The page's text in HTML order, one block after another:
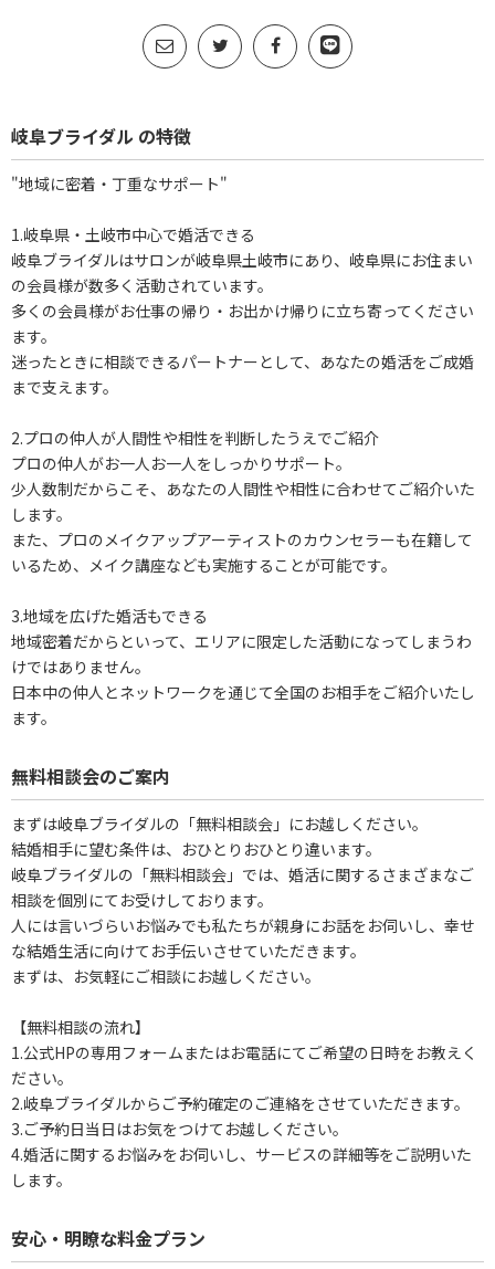
岐阜ブライダル の特徴
"地域に密着・丁重なサポート"
1.岐阜県・土岐市中心で婚活できる
岐阜ブライダルはサロンが岐阜県土岐市にあり、岐阜県にお住まい
の会員様が数多く活動されています。
多くの会員様がお仕事の帰り・お出かけ帰りに立ち寄ってください
ます。
迷ったときに相談できるパートナーとして、あなたの婚活をご成婚
まで支えます。
2.プロの仲人が人間性や相性を判断したうえでご紹介
プロの仲人がお一人お一人をしっかりサポート。
少人数制だからこそ、あなたの人間性や相性に合わせてご紹介いた
します。
また、プロのメイクアップアーティストのカウンセラーも在籍して
いるため、メイク講座なども実施することが可能です。
3.地域を広げた婚活もできる
地域密着だからといって、エリアに限定した活動になってしまうわ
けではありません。
日本中の仲人とネットワークを通じて全国のお相手をご紹介いたし
ます。
無料相談会のご案内
まずは岐阜ブライダルの「無料相談会」にお越しください。
結婚相手に望む条件は、おひとりおひとり違います。
岐阜ブライダルの「無料相談会」では、婚活に関するさまざまなご
相談を個別にてお受けしております。
人には言いづらいお悩みでも私たちが親身にお話をお伺いし、幸せ
な結婚生活に向けてお手伝いさせていただきます。
まずは、お気軽にご相談にお越しください。
【無料相談の流れ】
1.公式HPの専用フォームまたはお電話にてご希望の日時をお教えく
ださい。
2.岐阜ブライダルからご予約確定のご連絡をさせていただきます。
3.ご予約日当日はお気をつけてお越しください。
4.婚活に関するお悩みをお伺いし、サービスの詳細等をご説明いた
します。
安心・明瞭な料金プラン